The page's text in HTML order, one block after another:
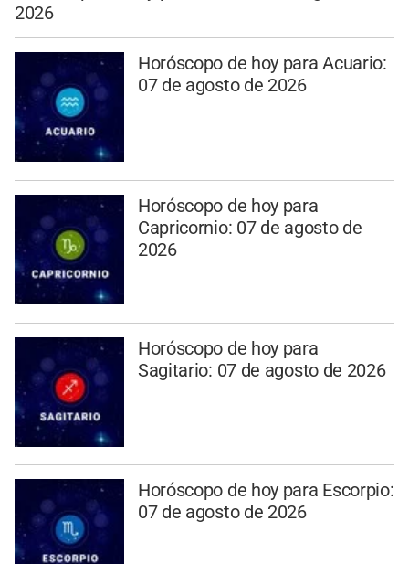
2026
Horóscopo de hoy para Acuario:
07 de agosto de 2026
Horóscopo de hoy para
Capricornio: 07 de agosto de
2026
Horóscopo de hoy para
Sagitario: 07 de agosto de 2026
Horóscopo de hoy para Escorpio:
07 de agosto de 2026